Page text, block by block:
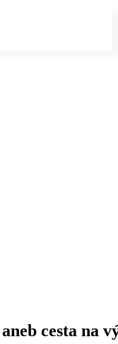
cesta na